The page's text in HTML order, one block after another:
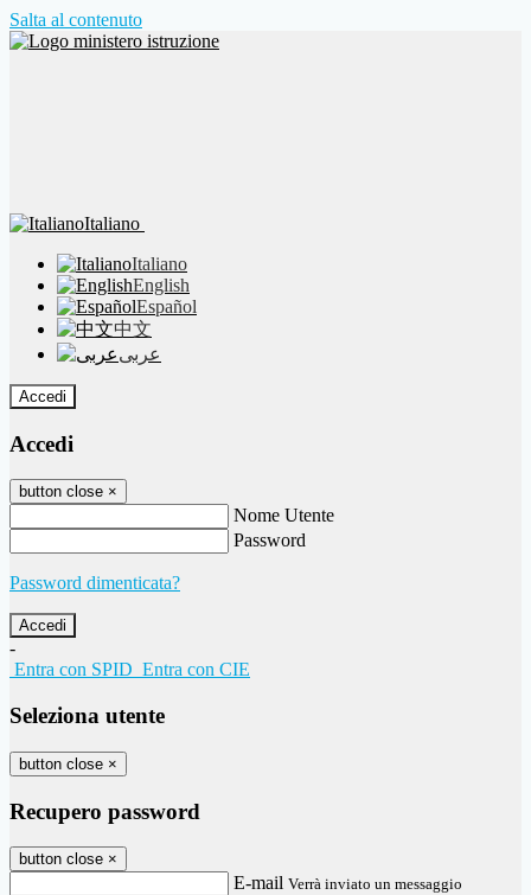
Salta al contenuto
Italiano
Italiano
English
Español
中文
عربى
Accedi
Accedi
button close ×
Nome Utente
Password
Password dimenticata?
-
Entra con SPID Entra con CIE
Seleziona utente
button close ×
Recupero password
button close ×
E-mail Verrà inviato un messaggio